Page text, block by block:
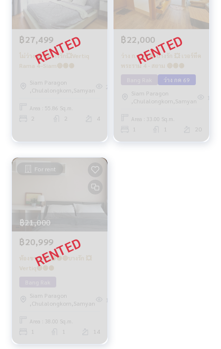
฿27,499
ไม่ว่าง 🔴 💥บางรัก💥Vertiq
Rama 4–Siam🔴🟢🟡
Siam Paragon
,Chulalongkorn,Samyan
Area : 55.86 Sq.m.
2 2 4
฿22,000
ว่าง ก.ค.69🔴 บางรัก 💥 เวอร์ทีค
พระราม 4 - สยาม 🔴🟢🟡
ว่าง กค 69
Siam Paragon
,Chulalongkorn,Samyan
Area : 33.00 Sq.m.
1 1 20
For rent
฿21,000
฿20,999
ห้องขายแล้ว🟢🟡🔴บางรัก 💥
Vertiq🔴🟢🟡
Siam Paragon
,Chulalongkorn,Samyan
Area : 38.00 Sq.m.
1 1 14